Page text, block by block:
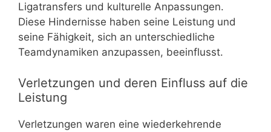
Ligatransfers und kulturelle Anpassungen.
Diese Hindernisse haben seine Leistung und
seine Fähigkeit, sich an unterschiedliche
Teamdynamiken anzupassen, beeinflusst.
Verletzungen und deren Einfluss auf die
Leistung
Verletzungen waren eine wiederkehrende